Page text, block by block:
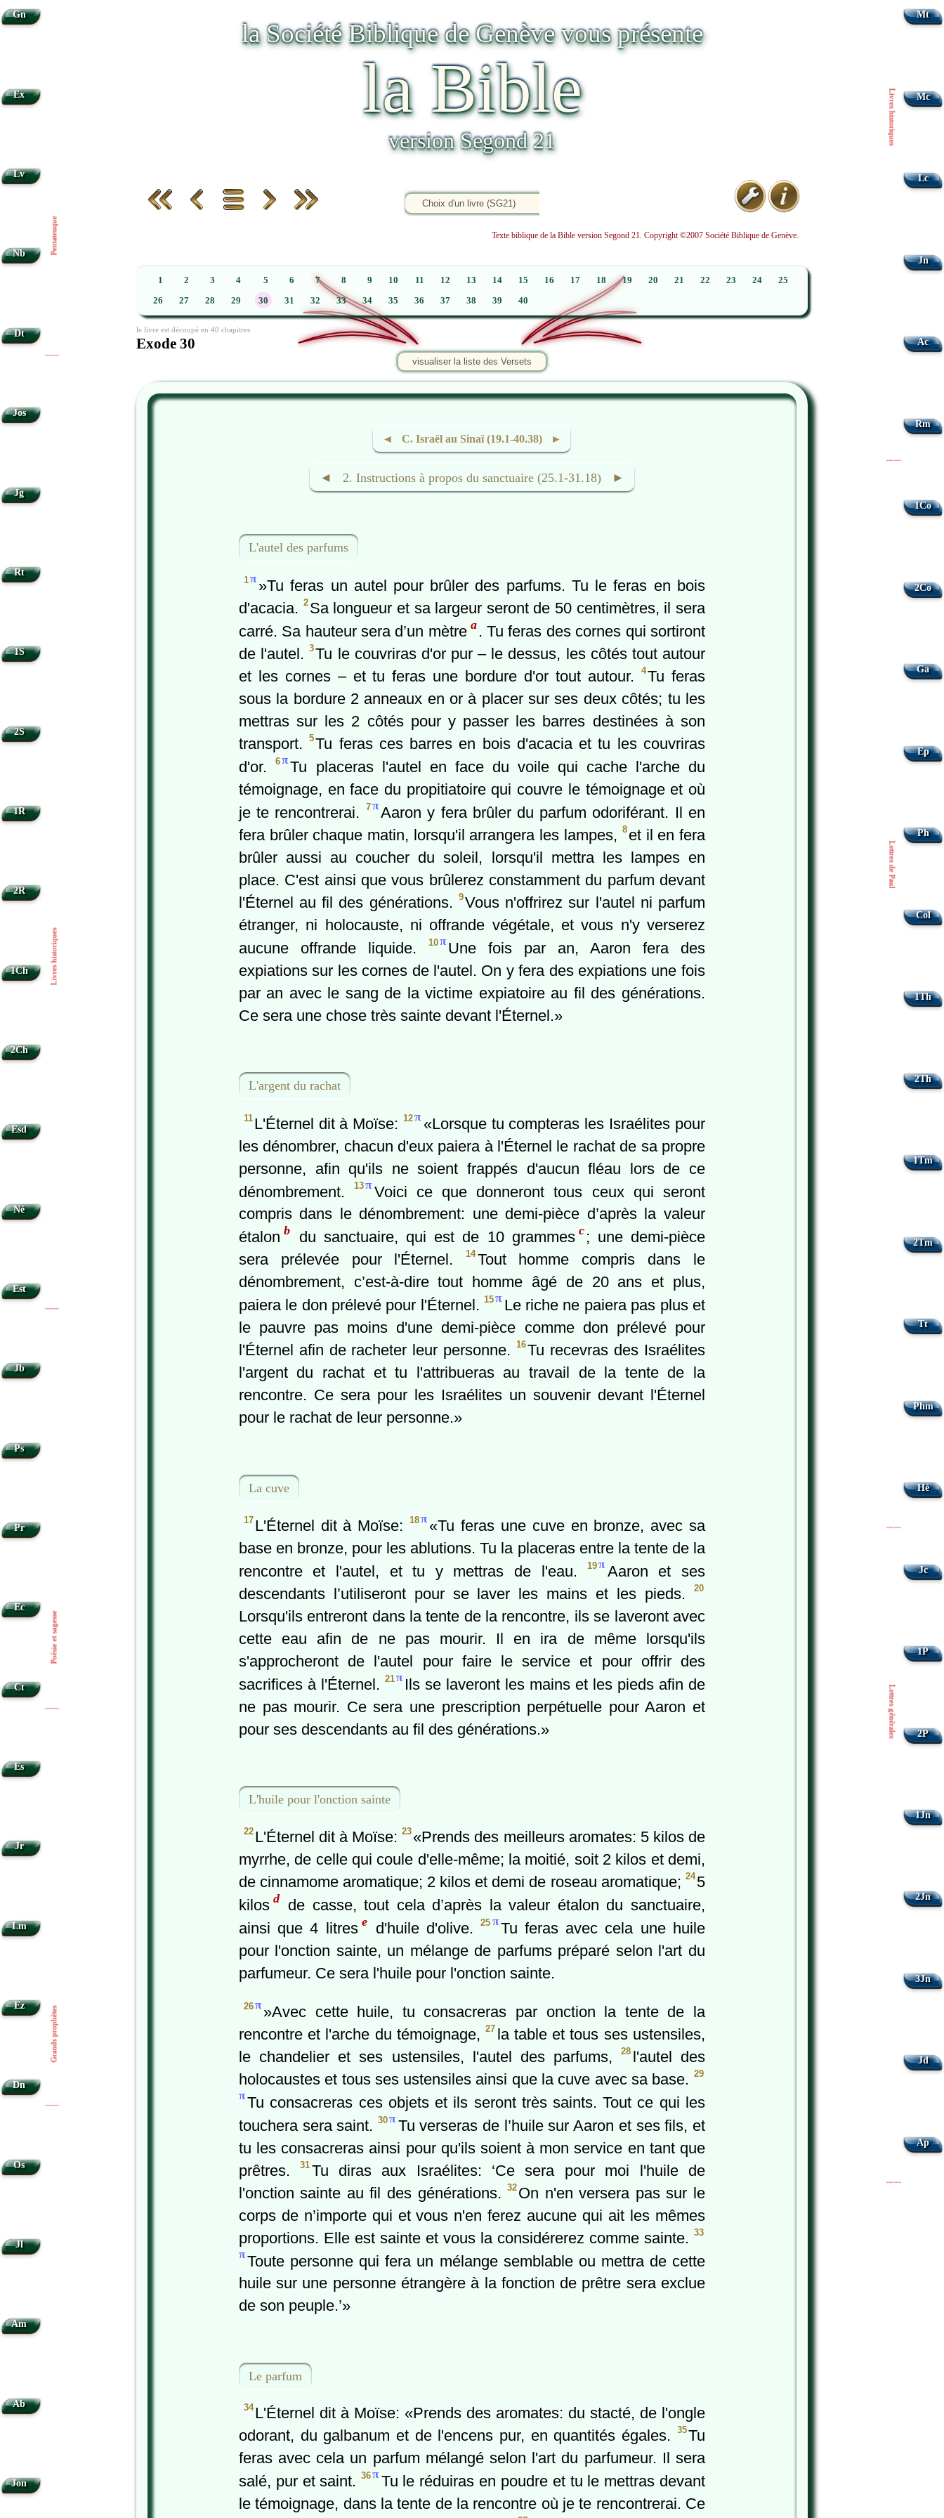
la Société Biblique de Genève vous présente
la Bible
version Segond 21
Texte biblique de la Bible version Segond 21. Copyright ©2007 Société Biblique de Genève.
1 2 3 4 5 6 7 8 9 10 11 12 13 14 15 16 17 18 19 20 21 22 23 24 25
26 27 28 29 30 31 32 33 34 35 36 37 38 39 40
le livre est découpé en 40 chapitres
Exode 30
visualiser la liste des Versets
◄ C. Israël au Sinaï (19.1-40.38) ►
◄ 2. Instructions à propos du sanctuaire (25.1-31.18) ►
L'autel des parfums
1π »Tu feras un autel pour brûler des parfums. Tu le feras en bois
d'acacia. 2 Sa longueur et sa largeur seront de 50 centimètres, il sera
carré. Sa hauteur sera d’un mètre a . Tu feras des cornes qui sortiront
de l'autel.3Tu le couvriras d'or pur – le dessus, les côtés tout autour
et les cornes – et tu feras une bordure d'or tout autour.
4Tu feras
sous la bordure 2 anneaux en or à placer sur ses deux côtés; tu les
mettras sur les 2 côtés pour y passer les barres destinées à son
transport.5Tu feras ces barres en bois d'acacia et tu les couvriras
d'or.
6πTu placeras l'autel en face du voile qui cache l'arche du
témoignage, en face du propitiatoire qui couvre le témoignage et où
je te rencontrerai.
7πAaron y fera brûler du parfum odoriférant. Il en
fera brûler chaque matin, lorsqu'il arrangera les lampes, 8 et il en fera
brûler aussi au coucher du soleil, lorsqu'il mettra les lampes en
place. C'est ainsi que vous brûlerez constamment du parfum devant
l'Éternel au fil des générations. 9Vous n'offrirez sur l'autel ni parfum
étranger, ni holocauste, ni offrande végétale, et vous n'y verserez
aucune offrande liquide.
10π Une fois par an, Aaron fera des
expiations sur les cornes de l'autel. On y fera des expiations une fois
par an avec le sang de la victime expiatoire au fil des générations.
Ce sera une chose très sainte devant l'Éternel.»
L'argent du rachat
11 L'Éternel dit à Moïse:12π «Lorsque tu compteras les Israélites pour
les dénombrer, chacun d'eux paiera à l'Éternel le rachat de sa propre
personne, afin qu'ils ne soient frappés d'aucun fléau lors de ce
dénombrement.13π Voici ce que donneront tous ceux qui seront
compris dans le dénombrement: une demi-pièce d’après la valeur
étalon b du sanctuaire, qui est de 10 grammes c ; une demi-pièce
sera prélevée pour l'Éternel.14Tout homme compris dans le
dénombrement, c’est-à-dire tout homme âgé de 20 ans et plus,
paiera le don prélevé pour l'Éternel.15π Le riche ne paiera pas plus et
le pauvre pas moins d'une demi-pièce comme don prélevé pour
l'Éternel afin de racheter leur personne.16Tu recevras des Israélites
l'argent du rachat et tu l'attribueras au travail de la tente de la
rencontre. Ce sera pour les Israélites un souvenir devant l'Éternel
pour le rachat de leur personne.»
La cuve
17 L'Éternel dit à Moïse: 18π «Tu feras une cuve en bronze, avec sa
base en bronze, pour les ablutions. Tu la placeras entre la tente de la
rencontre et l'autel, et tu y mettras de l'eau.19π Aaron et ses
descendants l’utiliseront pour se laver les mains et les pieds.
20
Lorsqu'ils entreront dans la tente de la rencontre, ils se laveront avec
cette eau afin de ne pas mourir. Il en ira de même lorsqu'ils
s'approcheront de l'autel pour faire le service et pour offrir des
sacrifices à l'Éternel. 21π Ils se laveront les mains et les pieds afin de
ne pas mourir. Ce sera une prescription perpétuelle pour Aaron et
pour ses descendants au fil des générations.»
L'huile pour l'onction sainte
22 L'Éternel dit à Moïse:23 «Prends des meilleurs aromates: 5 kilos de
myrrhe, de celle qui coule d'elle-même; la moitié, soit 2 kilos et demi,
de cinnamome aromatique; 2 kilos et demi de roseau aromatique; 24 5
kilos d
de casse, tout cela d’après la valeur étalon du sanctuaire,
ainsi que 4 litres e d'huile d'olive.25 πTu feras avec cela une huile
pour l'onction sainte, un mélange de parfums préparé selon l'art du
parfumeur. Ce sera l'huile pour l'onction sainte.
26π »Avec cette huile, tu consacreras par onction la tente de la
rencontre et l'arche du témoignage,27 la table et tous ses ustensiles,
le chandelier et ses ustensiles, l'autel des parfums,28 l'autel des
holocaustes et tous ses ustensiles ainsi que la cuve avec sa base. 29
πTu consacreras ces objets et ils seront très saints. Tout ce qui les
touchera sera saint.30π Tu verseras de l’huile sur Aaron et ses fils, et
tu les consacreras ainsi pour qu'ils soient à mon service en tant que
prêtres.31 Tu diras aux Israélites: ‘Ce sera pour moi l'huile de
l'onction sainte au fil des générations.32 On n'en versera pas sur le
corps de n’importe qui et vous n'en ferez aucune qui ait les mêmes
proportions. Elle est sainte et vous la considérerez comme sainte. 33
πToute personne qui fera un mélange semblable ou mettra de cette
huile sur une personne étrangère à la fonction de prêtre sera exclue
de son peuple.’»
Le parfum
34 L'Éternel dit à Moïse: «Prends des aromates: du stacté, de l'ongle
odorant, du galbanum et de l'encens pur, en quantités égales.
35Tu
feras avec cela un parfum mélangé selon l'art du parfumeur. Il sera
salé, pur et saint.36π Tu le réduiras en poudre et tu le mettras devant
le témoignage, dans la tente de la rencontre où je te rencontrerai. Ce
Gn
Ex
Lv
Nb
Dt
Jos
Jg
Rt
1S
2S
1R
2R
1Ch
2Ch
Esd
Né
Est
Jb
Ps
Pr
Ec
Ct
Es
Jr
Lm
Ez
Dn
Os
Jl
Am
Ab
Jon
Mt
Mc
Lc
Jn
Ac
Rm
1Co
2Co
Ga
Ep
Ph
Col
1Th
2Th
1Tm
2Tm
Tt
Phm
Hé
Jc
1P
2P
1Jn
2Jn
3Jn
Jd
Ap
Pentateuque
Livres historiques
Poésie et sagesse
Grands prophètes
|
|
Livres historiques
||
Lettres de Paul
Lettres générales
•